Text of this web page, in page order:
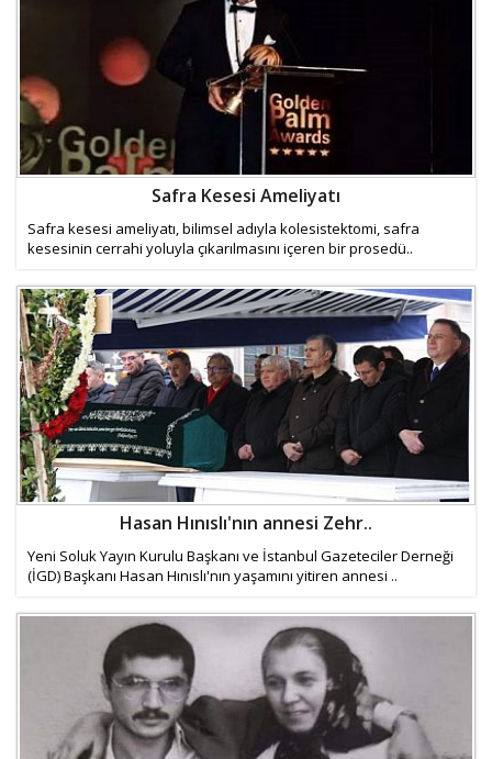
Safra Kesesi Ameliyatı
Safra kesesi ameliyatı, bilimsel adıyla kolesistektomi, safra
kesesinin cerrahi yoluyla çıkarılmasını içeren bir prosedü..
Hasan Hınıslı'nın annesi Zehr..
Yeni Soluk Yayın Kurulu Başkanı ve İstanbul Gazeteciler Derneği
(İGD) Başkanı Hasan Hınıslı'nın yaşamını yitiren annesi ..